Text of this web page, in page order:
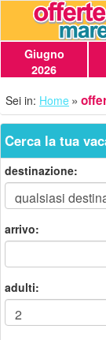
Giugno
2026
Sei in: Home
Cerca la tua
destinazione:
arrivo:
adulti: